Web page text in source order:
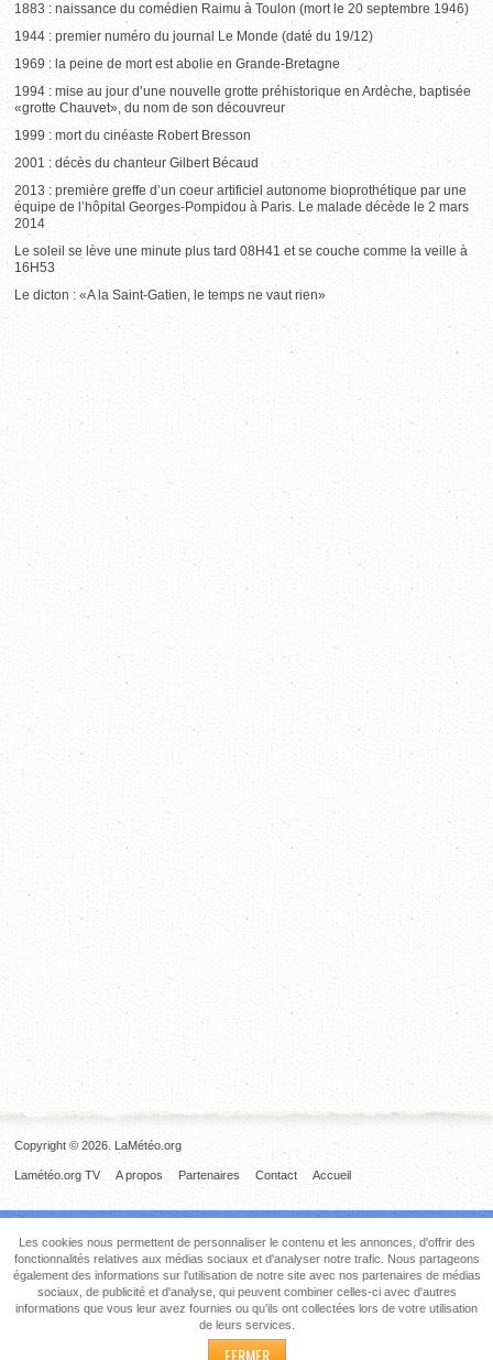
1883 : naissance du comédien Raimu à Toulon (mort le 20 septembre 1946)
1944 : premier numéro du journal Le Monde (daté du 19/12)
1969 : la peine de mort est abolie en Grande-Bretagne
1994 : mise au jour d’une nouvelle grotte préhistorique en Ardèche, baptisée
«grotte Chauvet», du nom de son découvreur
1999 : mort du cinéaste Robert Bresson
2001 : décès du chanteur Gilbert Bécaud
2013 : première greffe d’un coeur artificiel autonome bioprothétique par une
équipe de l’hôpital Georges-Pompidou à Paris. Le malade décède le 2 mars
2014
Le soleil se lève une minute plus tard 08H41 et se couche comme la veille à
16H53
Le dicton : «A la Saint-Gatien, le temps ne vaut rien»
Copyright © 2026. LaMétéo.org
Accueil
Contact
Partenaires
A propos
Lamétéo.org TV
Les cookies nous permettent de personnaliser le contenu et les annonces, d'offrir des
fonctionnalités relatives aux médias sociaux et d'analyser notre trafic. Nous partageons
également des informations sur l'utilisation de notre site avec nos partenaires de médias
sociaux, de publicité et d'analyse, qui peuvent combiner celles-ci avec d'autres
informations que vous leur avez fournies ou qu'ils ont collectées lors de votre utilisation
de leurs services.
FERMER